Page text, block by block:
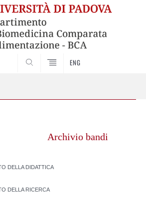
ENG
Archivio bandi
DELLA DIDATTICA
DELLA RICERCA